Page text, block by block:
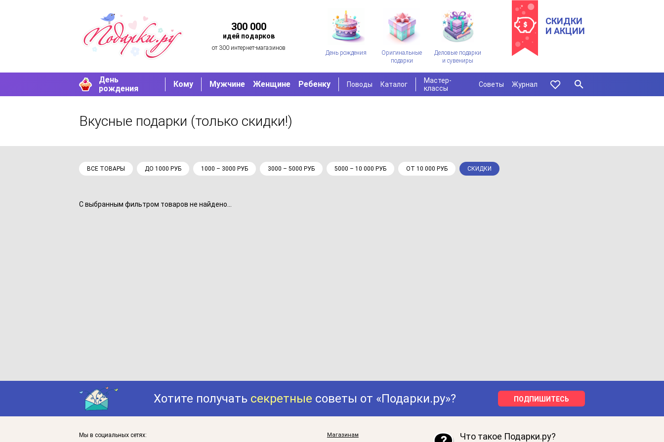
300 000
идей подарков
от 300 интернет-магазинов
День рождения
Оригинальные
подарки
Деловые подарки
и сувениры
СКИДКИ
И АКЦИИ
День
рождения
Кому Мужчине Женщине Ребенку Поводы Каталог
Мастер-
классы
Советы Журнал
Вкусные подарки (только скидки!)
ВСЕ ТОВАРЫ ДО 1000 РУБ 1000 – 3000 РУБ 3000 – 5000 РУБ 5000 – 10 000 РУБ ОТ 10 000 РУБ СКИДКИ
С выбранным фильтром товаров не найдено...
Хотите получать секретные советы от «Подарки.ру»? ПОДПИШИТЕСЬ
Мы в социальных сетях: Магазинам Что такое Подарки.ру?